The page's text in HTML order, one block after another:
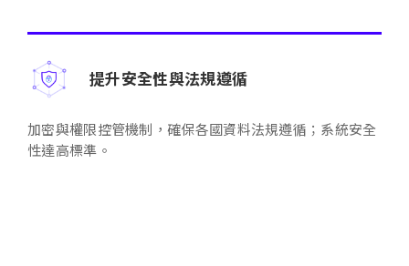
提升安全性與法規遵循
加密與權限控管機制，確保各國資料法規遵循；系統安全
性達高標準。